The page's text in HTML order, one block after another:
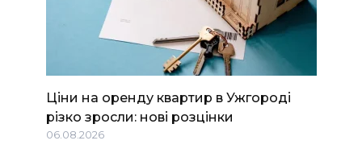
Ціни на оренду квартир в Ужгороді
різко зросли: нові розцінки
06.08.2026